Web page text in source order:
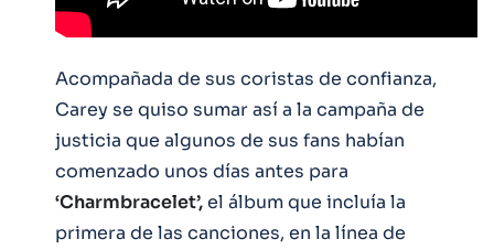
Acompañada de sus coristas de confianza,
Carey se quiso sumar así a la campaña de
justicia que algunos de sus fans habían
comenzado unos días antes para
‘Charmbracelet’,el álbum que incluía la
primera de las canciones, en la línea de